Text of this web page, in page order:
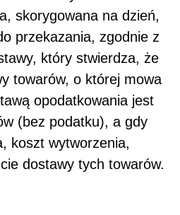
skorygowana na dzień,
przekazania, zgodnie z
który stwierdza, że
towarów, o której mowa
opodatkowania jest
(bez podatku), a gdy
koszt wytworzenia,
dostawy tych towarów.